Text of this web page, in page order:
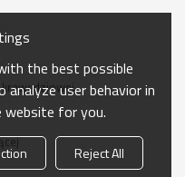
the best possible
analyze user behavior in
for you.
Reject All